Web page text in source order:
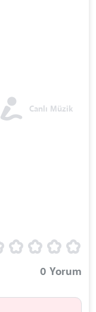
Canlı Müzik
0 Yorum